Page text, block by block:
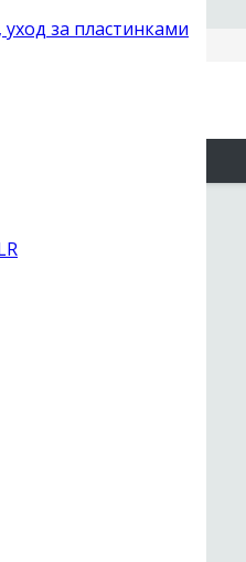
уход за пластинками
Cary
ЦАП